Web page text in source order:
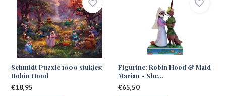
Schmidt Puzzle 1000 stukjes:
Robin Hood
€18,95
Figurine: Robin Hood & Maid
Marian - She...
€65,50